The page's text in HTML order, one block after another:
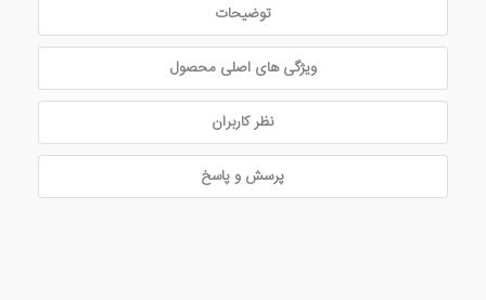
توضیحات
ویژگی های اصلی محصول
نظر کاربران
پرسش و پاسخ